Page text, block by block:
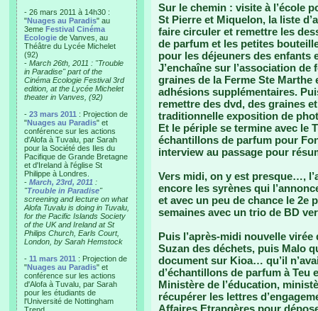
- 26 mars 2011 à 14h30 :
"Nuages au Paradis" au
3eme Festival Cinéma
Ecologie de Vanves, au
Théâtre du Lycée Michelet
(92)
- March 26th, 2011 : "Trouble
in Paradise" part of the
Cinéma Ecologie Festival 3rd
edition, at the Lycée Michelet
theater in Vanves, (92)
- 23 mars 2011 : Projection de
"Nuages au Paradis" et
conférence sur les actions
d'Alofa à Tuvalu, par Sarah
pour la Société des Iles du
Pacifique de Grande Bretagne
et d'Ireland à l'église St
Philippe à Londres.
- March, 23rd, 2011 :
"Trouble in Paradise"
screening and lecture on what
Alofa Tuvalu is doing in Tuvalu,
for the Pacific Islands Society
of the UK and Ireland at St
Philips Church, Earls Court,
London, by Sarah Hemstock
- 11 mars 2011 : Projection de
"Nuages au Paradis" et
conférence sur les actions
d'Alofa à Tuvalu, par Sarah
pour les étudiants de
l'Université de Nottingham
Sur le chemin : visite à l’école
St Pierre et Miquelon, la liste
faire circuler et remettre les
de parfum et les petites
pour les déjeuners des
J’enchaîne sur l’association
graines de la Ferme Ste
adhésions supplémentaires.
remettre des dvd, des graines
traditionnelle exposition de
Et le périple se termine avec le
échantillons de parfum pour
interview au passage pour
Vers midi, on y est presque…,
encore les syrènes qui
et avec un peu de chance le 2e
semaines avec un trio de BD
Puis l’après-midi nouvelle
Suzan des déchets, puis Malo
document sur Kioa… qu’il
d’échantillons de parfum à Teu
Ministère de l’éducation,
récupérer les lettres
Affaires Etrangères pour